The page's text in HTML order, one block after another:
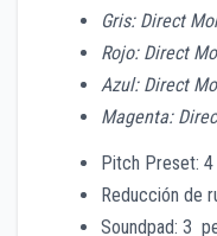
Gris: Direct
Rojo: Direct
Azul: Direct
Magenta:
Pitch Preset:
Reducción de
Soundpad: 3